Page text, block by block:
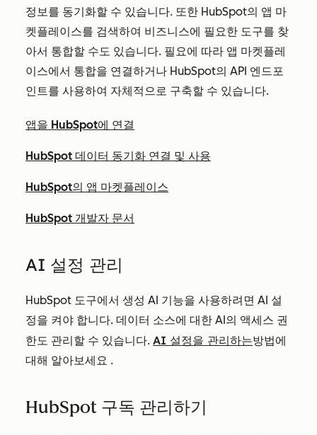
정보를 동기화할 수 있습니다. 또한 HubSpot의 앱 마
켓플레이스를 검색하여 비즈니스에 필요한 도구를 찾
아서 통합할 수도 있습니다. 필요에 따라 앱 마켓플레
이스에서 통합을 연결하거나 HubSpot의 API 엔드포
인트를 사용하여 자체적으로 구축할 수 있습니다.
앱을 HubSpot에 연결
HubSpot 데이터 동기화 연결 및 사용
HubSpot의 앱 마켓플레이스
HubSpot 개발자 문서
AI 설정 관리
HubSpot 도구에서 생성 AI 기능을 사용하려면 AI 설
정을 켜야 합니다. 데이터 소스에 대한 AI의 액세스 권
한도 관리할 수 있습니다. AI 설정을 관리하는방법에
대해 알아보세요 .
HubSpot 구독 관리하기